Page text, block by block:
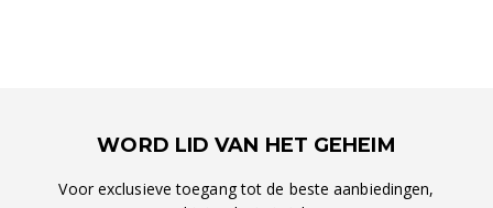
WORD LID VAN HET GEHEIM
Voor exclusieve toegang tot de beste aanbiedingen,